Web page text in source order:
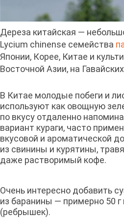
Дереза китайская —
Lycium chinense семейства
Японии, Корее, Китае и
Восточной Азии, на
В Китае молодые побеги и
используют как овощную
по вкусу отдаленно
вариант кураги, часто
вкусовой и ароматической
из свинины и курятины,
даже растворимый кофе.
Очень интересно добавить
из баранины — примерно 50 г
(ребрышек).